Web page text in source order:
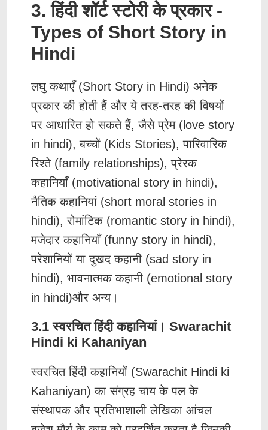
3. हिंदी शॉर्ट स्टोरी के प्रकार -
Types of Short Story in
Hindi
लघु कथाएँ (Short Story in Hindi) अनेक
प्रकार की होती हैं और ये तरह-तरह की विषयों
पर आधारित हो सकते हैं, जैसे प्रेम (love story
in hindi), बच्चों (Kids Stories), पारिवारिक
रिश्ते (family relationships), प्रेरक
कहानियाँ (motivational story in hindi),
नैतिक कहानियां (short moral stories in
hindi), रोमांटिक (romantic story in hindi),
मजेदार कहानियाँ (funny story in hindi),
परेशानियों या दुखद कहानी (sad story in
hindi), भावनात्मक कहानी (emotional story
in hindi)और अन्य।
3.1 स्वरचित हिंदी कहानियां। Swarachit
Hindi ki Kahaniyan
स्वरचित हिंदी कहानियों (Swarachit Hindi ki
Kahaniyan) का संग्रह चाय के पल के
संस्थापक और प्रतिभाशाली लेखिका आंचल